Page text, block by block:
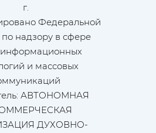
г.
Федеральной
надзору в сфере
информационных
и массовых
АВТОНОМНАЯ
ДУХОВНО-